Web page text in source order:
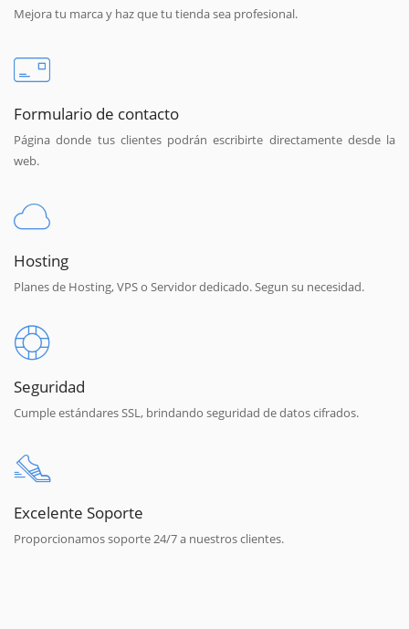
Mejora tu marca y haz que tu tienda sea profesional.
Formulario de contacto
Página donde tus clientes podrán escribirte directamente desde la
web.
Hosting
Planes de Hosting, VPS o Servidor dedicado. Segun su necesidad.
Seguridad
Cumple estándares SSL, brindando seguridad de datos cifrados.
Excelente Soporte
Proporcionamos soporte 24/7 a nuestros clientes.